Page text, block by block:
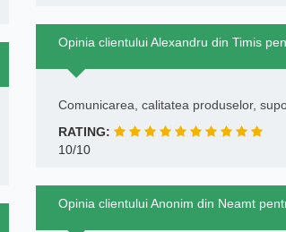
Opinia clientului Alexandru din Timis
Comunicarea, calitatea produselor,
RATING:
10/10
Opinia clientului Anonim din Neamt